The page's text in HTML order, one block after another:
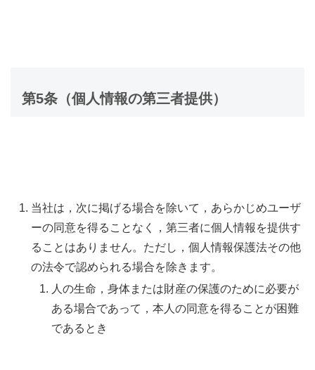
第5条（個人情報の第三者提供）
当社は，次に掲げる場合を除いて，あらかじめユーザ
ーの同意を得ることなく，第三者に個人情報を提供す
ることはありません。ただし，個人情報保護法その他
の法令で認められる場合を除きます。
人の生命，身体または財産の保護のために必要が
ある場合であって，本人の同意を得ることが困難
であるとき